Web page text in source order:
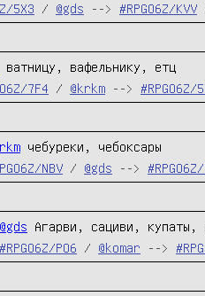
5X3
/ @gds --> #RPGO6Z/KVV
ватницу, вафельнику, етц
7F4
/ @krkm --> #RPGO6Z/
чебуреки, чебоксары
NBV
/ @gds -->
@gds Агарви, сациви, купаты,
#RPGO6Z/PO6
/ @komar -->